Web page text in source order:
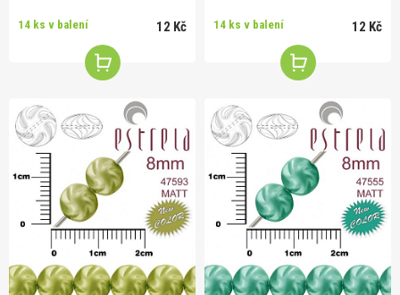
14 ks v balení 12 Kč 14 ks v balení 12 Kč